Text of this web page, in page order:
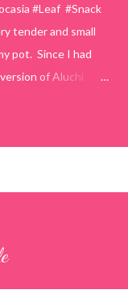
#Leaf #Snack
tender and small
pot. Since I had
of Aluchi
= 150 ml) *Washed
cups *Tamarind – a
– 1½ teaspoons
1. Clean the